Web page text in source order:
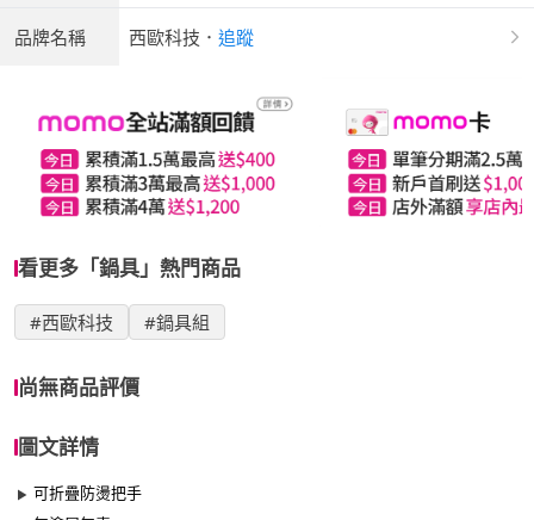
品牌名稱 西歐科技 ． 追蹤
看更多「鍋具」熱門商品
#西歐科技 #鍋具組
尚無商品評價
圖文詳情
可折疊防燙把手